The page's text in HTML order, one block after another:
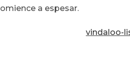
a espesar.